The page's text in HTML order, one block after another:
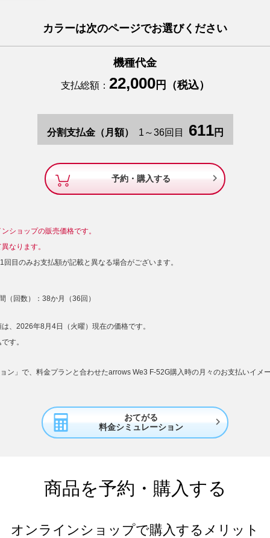
カラーは次のページでお選びください
機種代金
支払総額： 22,000円（税込）
分割支払金（月額） 1～36回目 611円
予約・購入する 
ショップの販売価格です。
なります。
目のみお支払額が記載と異なる場合がございます。
回数）：38か月（36回）
、2026年8月4日（火曜）現在の価格です。
す。
ン」で、料金プランと合わせたarrows We3 F-52G購入時の月々のお支払いイメ
おてがる
料金シミュレーション

商品を予約・購入する
オンラインショップで購入するメリット